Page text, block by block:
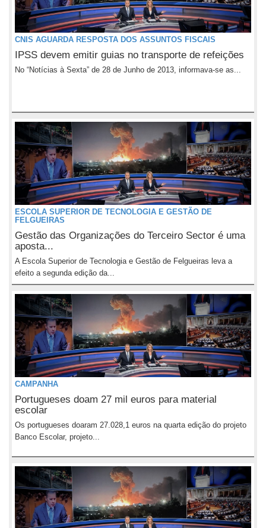
CNIS AGUARDA RESPOSTA DOS ASSUNTOS FISCAIS
IPSS devem emitir guias no transporte de refeições
No “Notícias à Sexta” de 28 de Junho de 2013, informava-se as...
ESCOLA SUPERIOR DE TECNOLOGIA E GESTÃO DE
FELGUEIRAS
Gestão das Organizações do Terceiro Sector é uma
aposta...
A Escola Superior de Tecnologia e Gestão de Felgueiras leva a
efeito a segunda edição da...
CAMPANHA
Portugueses doam 27 mil euros para material
escolar
Os portugueses doaram 27.028,1 euros na quarta edição do projeto
Banco Escolar, projeto...